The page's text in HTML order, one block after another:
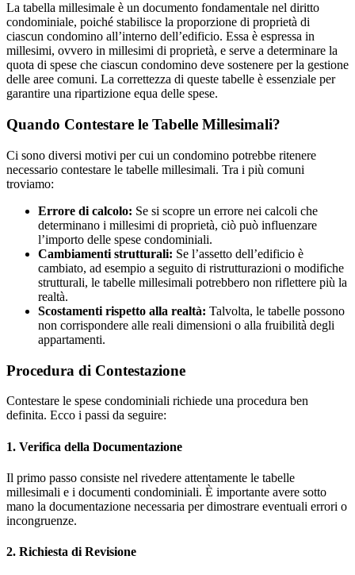
La tabella millesimale è un documento fondamentale nel diritto
condominiale, poiché stabilisce la proporzione di proprietà di
ciascun condomino all’interno dell’edificio. Essa è espressa in
millesimi, ovvero in millesimi di proprietà, e serve a determinare la
quota di spese che ciascun condomino deve sostenere per la gestione
delle aree comuni. La correttezza di queste tabelle è essenziale per
garantire una ripartizione equa delle spese.
Quando Contestare le Tabelle Millesimali?
Ci sono diversi motivi per cui un condomino potrebbe ritenere
necessario contestare le tabelle millesimali. Tra i più comuni
troviamo:
Errore di calcolo: Se si scopre un errore nei calcoli che
determinano i millesimi di proprietà, ciò può influenzare
l’importo delle spese condominiali.
Cambiamenti strutturali: Se l’assetto dell’edificio è
cambiato, ad esempio a seguito di ristrutturazioni o modifiche
strutturali, le tabelle millesimali potrebbero non riflettere più la
realtà.
Scostamenti rispetto alla realtà: Talvolta, le tabelle possono
non corrispondere alle reali dimensioni o alla fruibilità degli
appartamenti.
Procedura di Contestazione
Contestare le spese condominiali richiede una procedura ben
definita. Ecco i passi da seguire:
1. Verifica della Documentazione
Il primo passo consiste nel rivedere attentamente le tabelle
millesimali e i documenti condominiali. È importante avere sotto
mano la documentazione necessaria per dimostrare eventuali errori o
incongruenze.
2. Richiesta di Revisione